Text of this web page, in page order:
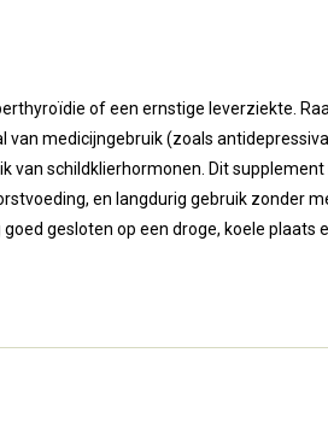
of een ernstige leverziekte.
medicijngebruik (zoals
van schildklierhormonen. Dit
en langdurig gebruik zonder
gesloten op een droge, koele plaats